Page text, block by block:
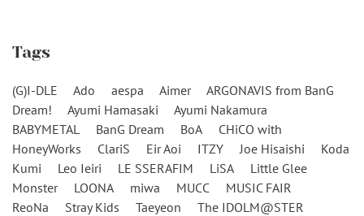
Tags
(G)I-DLE Ado aespa Aimer
ARGONAVIS from BanG
Dream!
Ayumi Hamasaki
Ayumi Nakamura
BABYMETAL
BanG Dream BoA
CHiCO with
HoneyWorks
ClariS Eir Aoi ITZY Joe Hisaishi
Koda
Kumi
Leo Ieiri LE SSERAFIM LiSA
Little Glee
Monster
LOONA miwa MUCC
MUSIC FAIR
ReoNa
Stray Kids Taeyeon
The IDOLM@STER